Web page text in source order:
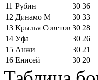
11 Рубин 30 36
12 Динамо М 30 33
13 Крылья Советов 30 28
14 Уфа 30 26
15 Анжи 30 21
16 Енисей 30 20